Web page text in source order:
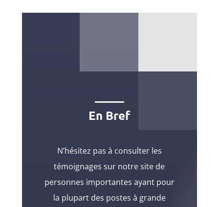
En Bref
N’hésitez pas à consulter les
témoignages sur notre site de
personnes importantes ayant pour
la plupart des postes à grande